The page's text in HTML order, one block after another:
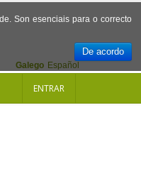
Son esenciais para o correcto
De acordo
Español
Galego
ENTRAR